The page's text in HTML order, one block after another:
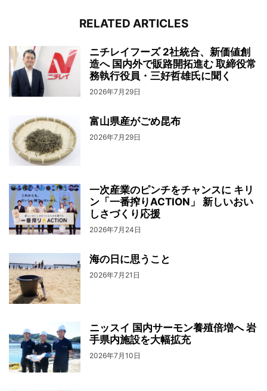
RELATED ARTICLES
ニチレイフーズ 2社統合、新価値創
造へ 国内外で販路開拓進む 取締役常
務執行役員・三好哲雄氏に聞く
2026年7月29日
富山県産がごめ昆布
2026年7月29日
一次産業のピンチをチャンスに キリ
ン「一番搾りACTION」 新しいおい
しさづくり応援
2026年7月24日
海の日に思うこと
2026年7月21日
ニッスイ 国内サーモン養殖倍増へ 岩
手県内施設を大幅拡充
2026年7月10日